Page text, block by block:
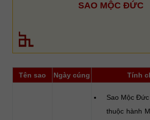
SAO MỘC ĐỨC
Tên sao Ngày cúng Tính
Sao Mộc
thuộc hành